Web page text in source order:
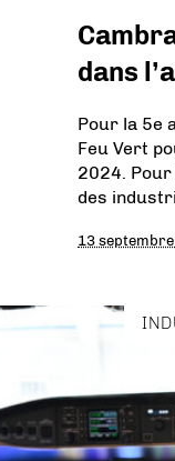
dans
Pour la 5e
Feu Vert
2024.
des
13